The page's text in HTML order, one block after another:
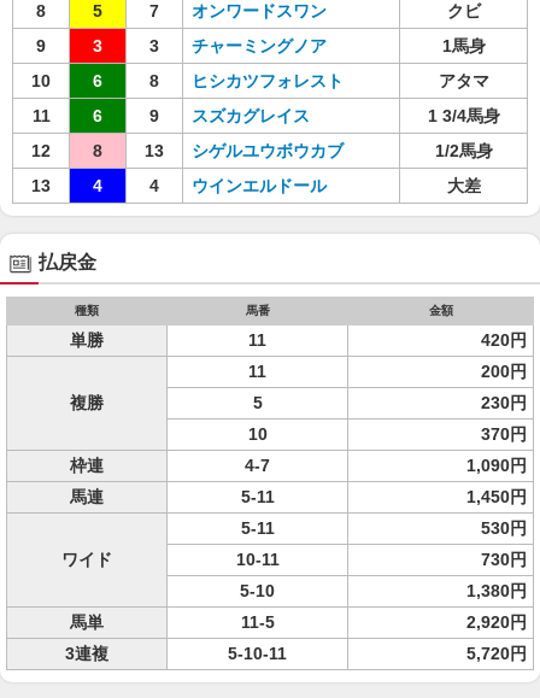
8
5 7 オンワードスワン
クビ
9
3 3 チャーミングノア
1馬身
10
6 8 ヒシカツフォレスト
アタマ
11
6 9 スズカグレイス
1 3/4馬身
12
8 13 シゲルユウボウカブ
1/2馬身
13
4 4 ウインエルドール 大差
払戻金
種類 馬番 金額
単勝 11 420円
複勝
11
200円
5
230円
10
370円
枠連
4-7
1,090円
馬連
5-11 1,450円
ワイド
5-11
530円
10-11
730円
5-10
1,380円
馬単
11-5
2,920円
3連複
5-10-11 5,720円